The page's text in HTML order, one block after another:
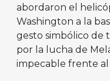
abordaron el
Washington a la
gesto simbólico de
por la lucha de
impecable frente al